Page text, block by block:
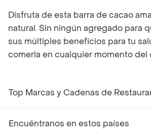
Disfruta de esta barra de cacao
natural. Sin ningún agregado para
sus múltiples beneficios para tu
comerla en cualquier momento del
Top Marcas y Cadenas de
Encuéntranos en estos países